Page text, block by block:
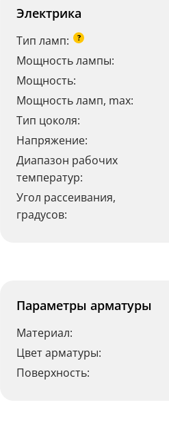
Электрика
Тип ламп: ?
Мощность лампы:
Мощность:
Мощность ламп, max:
Тип цоколя:
Напряжение:
Диапазон рабочих
температур:
Угол рассеивания,
градусов:
Параметры арматуры
Материал:
Цвет арматуры:
Поверхность: